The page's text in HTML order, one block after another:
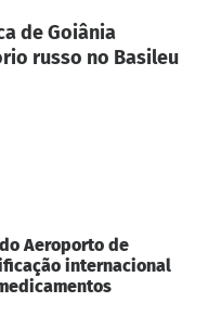
de Goiânia
russo no Basileu
Aeroporto de
internacional